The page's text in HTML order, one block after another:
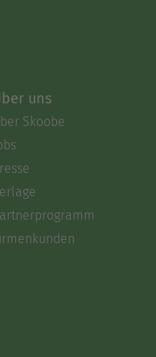
uns
Skoobe